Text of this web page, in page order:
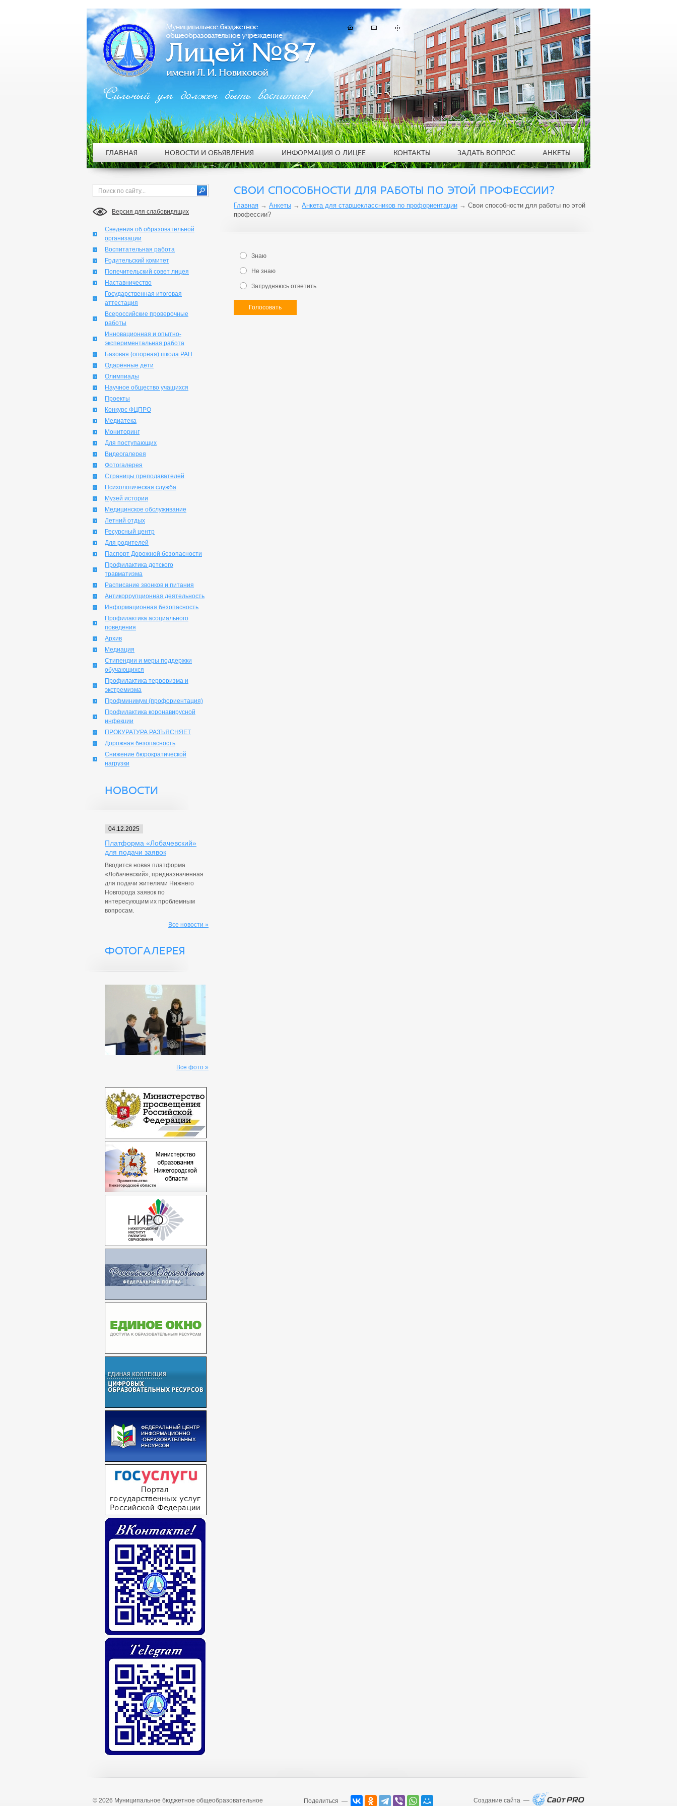
Версия для слабовидящих
Сведения об образовательной
организации
Воспитательная работа
Родительский комитет
Попечительский совет лицея
Наставничество
Государственная итоговая
аттестация
Всероссийские проверочные
работы
Инновационная и опытно-
экспериментальная работа
Базовая (опорная) школа РАН
Одарённые дети
Олимпиады
Научное общество учащихся
Проекты
Конкурс ФЦПРО
Медиатека
Мониторинг
Для поступающих
Видеогалерея
Фотогалерея
Страницы преподавателей
Психологическая служба
Музей истории
Медицинское обслуживание
Летний отдых
Ресурсный центр
Для родителей
Паспорт Дорожной безопасности
Профилактика детского
травматизма
Расписание звонков и питания
Антикоррупционная деятельность
Информационная безопасность
Профилактика асоциального
поведения
Архив
Медиация
Стипендии и меры поддержки
обучающихся
Профилактика терроризма и
экстремизма
Профминимум (профориентация)
Профилактика коронавирусной
инфекции
ПРОКУРАТУРА РАЗЪЯСНЯЕТ
Дорожная безопасность
Снижение бюрократической
нагрузки
НОВОСТИ
04.12.2025
Платформа «Лобачевский»
для подачи заявок
Вводится новая платформа
«Лобачевский», предназначенная
для подачи жителями Нижнего
Новгорода заявок по
интересующим их проблемным
вопросам.
Все новости »
ФОТОГАЛЕРЕЯ
Все фото »
СВОИ СПОСОБНОСТИ ДЛЯ РАБОТЫ ПО ЭТОЙ ПРОФЕССИИ?
Главная → Анкеты → Анкета для старшеклассников по профориентации → Свои способности для работы по этой
профессии?
Знаю
Не знаю
Затрудняюсь ответить
Голосовать
Сильный ум должен быть воспитан!
ГЛАВНАЯ НОВОСТИ И ОБЪЯВЛЕНИЯ ИНФОРМАЦИЯ О ЛИЦЕЕ КОНТАКТЫ ЗАДАТЬ ВОПРОС АНКЕТЫ
© 2026 Муниципальное бюджетное общеобразовательное Поделиться — Создание сайта —